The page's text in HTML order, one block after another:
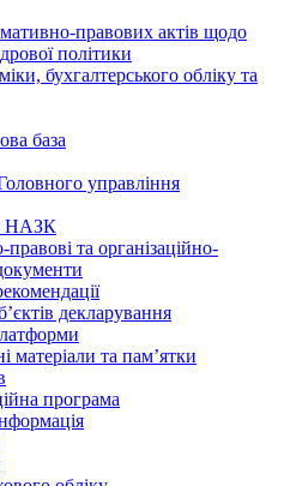
правових актів щодо
політики
бухгалтерського обліку та
база
управління
НАЗК
та організаційно-
декларування
матеріали та пам’ятки
програма